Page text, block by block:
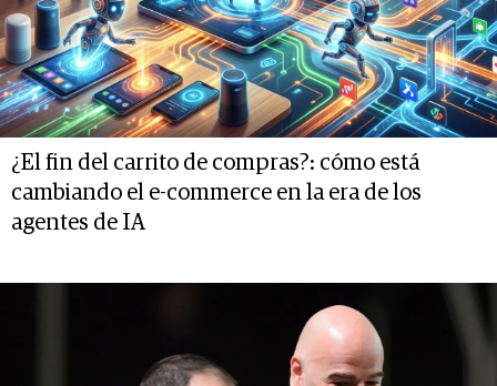
¿El fin del carrito de compras?: cómo está
cambiando el e-commerce en la era de los
agentes de IA